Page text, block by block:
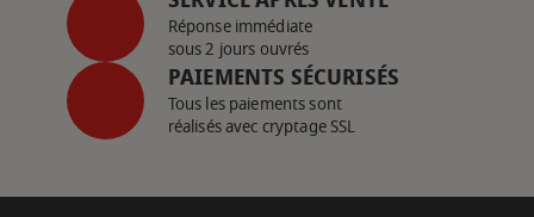
Réponse immédiate
sous 2 jours ouvrés
PAIEMENTS SÉCURISÉS
Tous les paiements sont
réalisés avec cryptage SSL